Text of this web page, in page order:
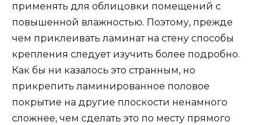
применять для облицовки помещений с
повышенной влажностью. Поэтому, прежде
чем приклеивать ламинат на стену способы
крепления следует изучить более подробно.
Как бы ни казалось это странным, но
прикрепить ламинированное половое
покрытие на другие плоскости ненамного
сложнее, чем сделать это по месту прямого